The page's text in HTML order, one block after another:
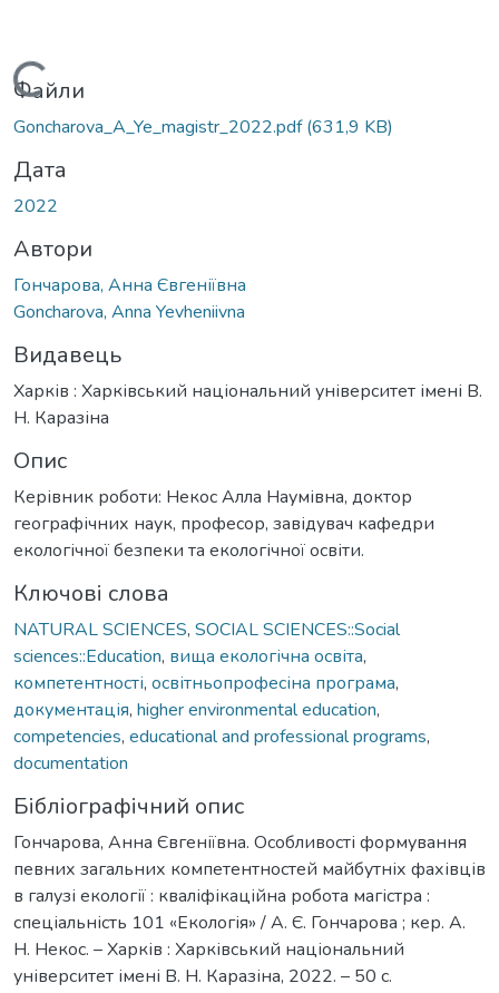
Вантажиться...
Файли
Goncharova_A_Ye_magistr_2022.pdf(631,9 KB)
Дата
2022
Автори
Гончарова, Анна Євгеніївна
Goncharova, Anna Yevheniivna
Видавець
Харків : Харківський національний університет імені В.
Н. Каразіна
Опис
Керівник роботи: Некос Алла Наумівна, доктор
географічних наук, професор, завідувач кафедри
екологічної безпеки та екологічної освіти.
Ключові слова
NATURAL SCIENCES, SOCIAL SCIENCES::Social
sciences::Education, вища екологічна освіта,
компетентності, освітньопрофесіна програма,
документація, higher environmental education,
competencies, educational and professional programs,
documentation
Бібліографічний опис
Гончарова, Анна Євгеніївна. Особливості формування
певних загальних компетентностей майбутніх фахівців
в галузі екології : кваліфікаційна робота магістра :
спеціальність 101 «Екологія» / А. Є. Гончарова ; кер. А.
Н. Некос. – Харків : Харківський національний
університет імені В. Н. Каразіна, 2022. – 50 с.